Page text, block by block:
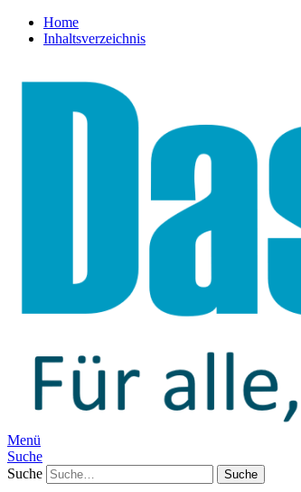
Home
Inhaltsverzeichnis
Menü
Suche
Suche